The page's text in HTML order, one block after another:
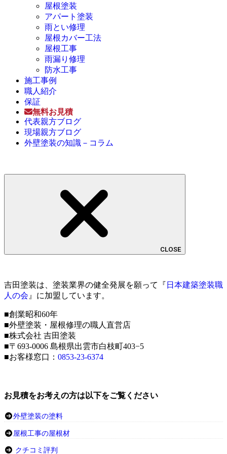
屋根塗装
アパート塗装
雨とい修理
屋根カバー工法
屋根工事
雨漏り修理
防水工事
施工事例
職人紹介
保証
無料お見積
代表親方ブログ
現場親方ブログ
外壁塗装の知識－コラム
CLOSE
吉田塗装は、塗装業界の健全発展を願って『 日本建築塗装職
人の会 』に加盟しています。
■創業昭和60年
■外壁塗装・屋根修理の職人直営店
■株式会社 吉田塗装
■〒693-0006 島根県出雲市白枝町403−5
■お客様窓口： 0853-23-6374
お見積をお考えの方は以下をご覧ください
外壁塗装の塗料
屋根工事の屋根材
クチコミ評判